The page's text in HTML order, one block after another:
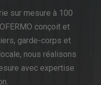
sur mesure à 100
conçoit et
garde-corps et
nous réalisons
avec expertise